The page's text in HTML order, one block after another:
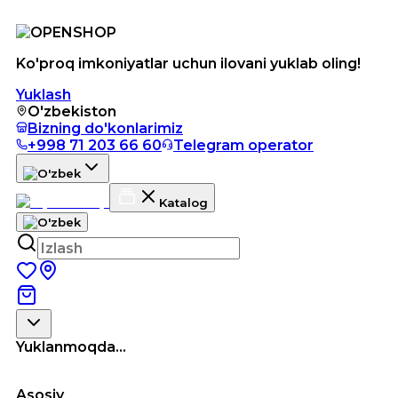
Ko'proq imkoniyatlar uchun ilovani yuklab oling!
Yuklash
O'zbekiston
Bizning do'konlarimiz
+998 71 203 66 60
Telegram operator
Katalog
Yuklanmoqda...